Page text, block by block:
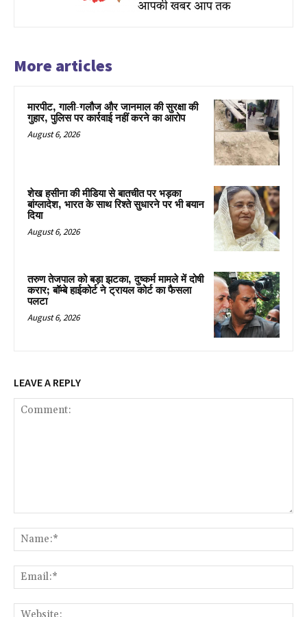
More articles
मारपीट, गाली-गलौज और जानमाल की सुरक्षा की
गुहार, पुलिस पर कार्रवाई नहीं करने का आरोप
August 6, 2026
शेख हसीना की मीडिया से बातचीत पर भड़का
बांग्लादेश, भारत के साथ रिश्ते सुधारने पर भी बयान
दिया
August 6, 2026
तरुण तेजपाल को बड़ा झटका, दुष्कर्म मामले में दोषी
करार; बॉम्बे हाईकोर्ट ने ट्रायल कोर्ट का फैसला
पलटा
August 6, 2026
LEAVE A REPLY